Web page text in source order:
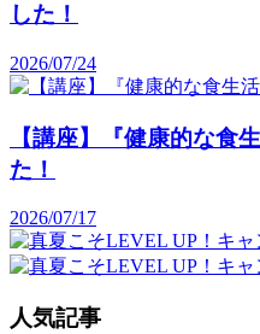
した！
2026/07/24
【講座】『健康的な食
た！
2026/07/17
人気記事